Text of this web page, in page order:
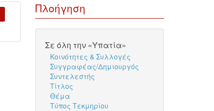
Πλοήγηση
Σε όλη την «Υπατία»
Κοινότητες & Συλλογές
Συγγραφέας/Δημιουργός
Συντελεστής
Τίτλος
Θέμα
Τύπος Τεκμηρίου